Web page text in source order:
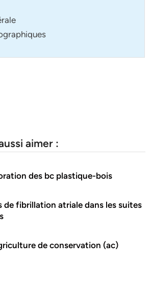
aimer :
des bc plastique-bois
de fibrillation atriale dans les suites
de conservation (ac)